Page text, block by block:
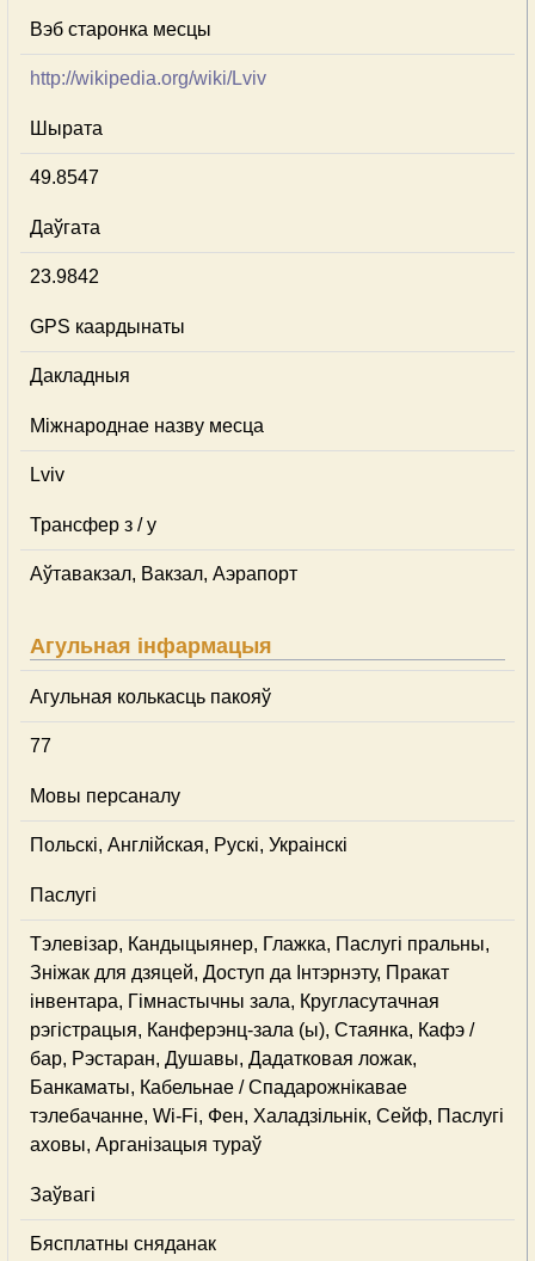
Вэб старонка месцы
http://wikipedia.org/wiki/Lviv
Шырата
49.8547
Даўгата
23.9842
GPS каардынаты
Дакладныя
Міжнароднае назву месца
Lviv
Трансфер з / у
Аўтавакзал, Вакзал, Аэрапорт
Агульная інфармацыя
Агульная колькасць пакояў
77
Мовы персаналу
Польскі, Англійская, Рускі, Украінскі
Паслугі
Тэлевізар, Кандыцыянер, Глажка, Паслугі пральны,
Зніжак для дзяцей, Доступ да Інтэрнэту, Пракат
інвентара, Гімнастычны зала, Кругласутачная
рэгістрацыя, Канферэнц-зала (ы), Стаянка, Кафэ /
бар, Рэстаран, Душавы, Дадатковая ложак,
Банкаматы, Кабельнае / Спадарожнiкавае
тэлебачанне, Wi-Fi, Фен, Халадзільнік, Сейф, Паслугі
аховы, Арганізацыя тураў
Заўвагі
Бясплатны сняданак